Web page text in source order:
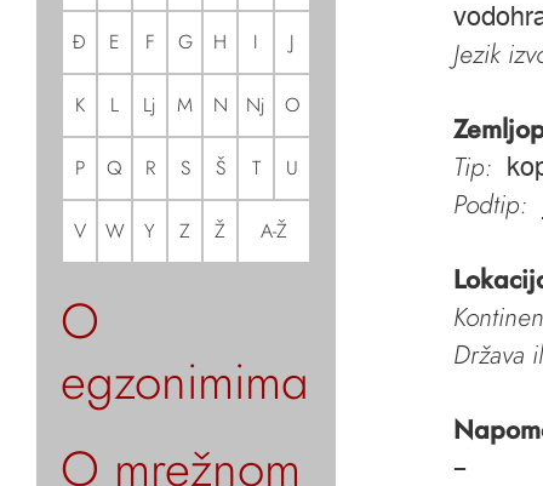
Đ E F G H I J
K L Lj M N Nj O
P Q R S Š T U
V W Y Z Ž A-Ž
O
egzonimima
O mrežnom
Jezik
Tip:
Podtip:
Država
–